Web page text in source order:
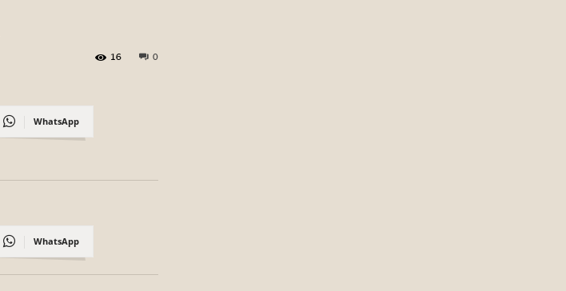
0
16
WhatsApp
WhatsApp